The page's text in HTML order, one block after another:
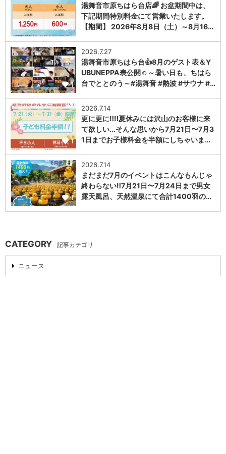
1
湯舞音市原ちはら台店🌈 お盆期間中は、
下記期間特別料金にて営業いたします。
【期間】 2026年8月8日（土）～8月16…
1
2026.7.27
湯舞音市原ちはら台👍8月のゲスト表＆Y
UBUNEPPA表公開☺～暑い日も、ちはら
台でととのう～#湯舞音 #熱波 #サウナ #…
1
2026.7.14
更に更に‼️‼️夏休みには沢山のお客様に来
て欲しい...そんな思いから7月21日〜7月3
1日までお子様料金を半額にしちゃいま…
1
2026.7.14
まだまだ7月のイベントはこんなもんじゃ
終わらない‼️7月21日〜7月24日まで男女
露天風呂、天然温泉にて合計1400羽の…
CATEGORY 記事カテゴリ
ニュース